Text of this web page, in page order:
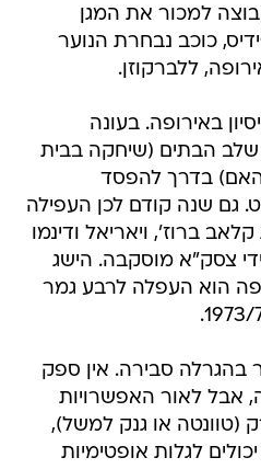
למכור את המגן
כוכב נבחרת הנוער
ללברקוזן.
באירופה. בעונה
הבתים (שיחקה בבית
בדרך להפסד
גם שנה קודם לכן העפילה
ברוז', ויאריאל ודינמו
צסק"א מוסקבה. הישג
הוא העפלה לרבע גמר
בהגרלה סבירה. אין ספק
אבל לאור האפשרויות
או גנק למשל),
לגלות אופטימיות